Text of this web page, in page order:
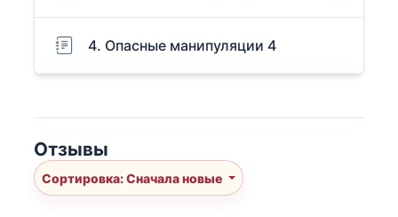
4. Опасные манипуляции 4
Отзывы
Сортировка: Сначала новые